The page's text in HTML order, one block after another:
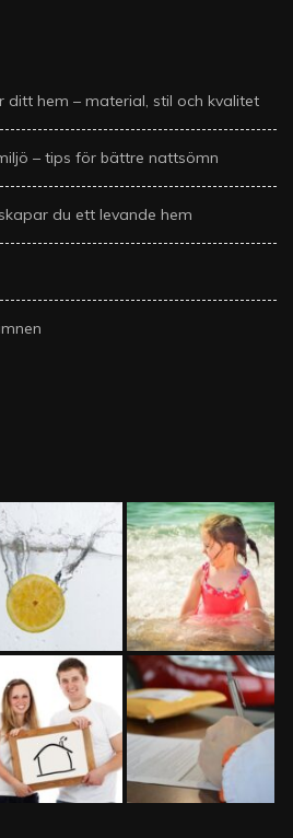
hem – material, stil och kvalitet
– tips för bättre nattsömn
du ett levande hem